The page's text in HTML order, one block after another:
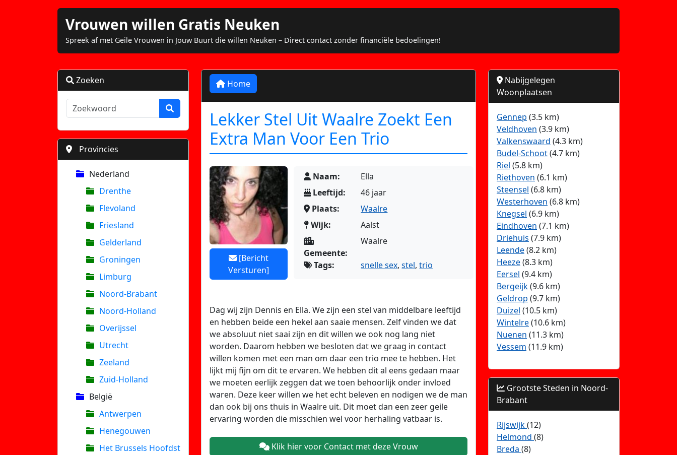
Vrouwen willen Gratis Neuken
Spreek af met Geile Vrouwen in Jouw Buurt die willen Neuken – Direct contact zonder financiële bedoelingen!
Zoeken
Provincies
Nederland
Drenthe
Flevoland
Friesland
Gelderland
Groningen
Limburg
Noord-Brabant
Noord-Holland
Overijssel
Utrecht
Zeeland
Zuid-Holland
België
Antwerpen
Henegouwen
Het Brussels Hoofdst
Home
Lekker Stel Uit Waalre Zoekt Een
Extra Man Voor Een Trio
[Bericht
Versturen]
Naam:
Ella
Leeftijd:
46 jaar
Plaats:
Waalre
Wijk:
Aalst
Gemeente:
Waalre
Tags: snelle sex,stel,trio
Dag wij zijn Dennis en Ella. We zijn een stel van middelbare leeftijd
en hebben beide een hekel aan saaie mensen. Zelf vinden we dat
we absoluut niet saai zijn en dit willen we ook nog lang niet
worden. Daarom hebben we besloten dat we graag in contact
willen komen met een man om daar een trio mee te hebben. Het
lijkt mij fijn om dit te ervaren. We hebben dit al eens gedaan maar
we moeten eerlijk zeggen dat we toen behoorlijk onder invloed
waren. Deze keer willen we het echt beleven en nodigen we de man
dan ook bij ons thuis in Waalre uit. Dit moet dan een zeer geile
ervaring worden die misschien wel voor herhaling vatbaar is.
Klik hier voor Contact met deze Vrouw
Nabijgelegen
Woonplaatsen
Gennep (3.5 km)
Veldhoven (3.9 km)
Valkenswaard (4.3 km)
Budel-Schoot(4.7 km)
Riel (5.8 km)
Riethoven (6.1 km)
Steensel (6.8 km)
Westerhoven (6.8 km)
Knegsel (6.9 km)
Eindhoven (7.1 km)
Driehuis (7.9 km)
Leende(8.2 km)
Heeze(8.3 km)
Eersel (9.4 km)
Bergeijk(9.6 km)
Geldrop (9.7 km)
Duizel (10.5 km)
Wintelre(10.6 km)
Nuenen (11.3 km)
Vessem (11.9 km)
Grootste Steden in Noord-
Brabant
Rijswijk(12)
Helmond (8)
Breda (8)